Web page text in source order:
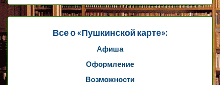
Все о «Пушкинской карте»:
Афиша
Оформление
Возможности